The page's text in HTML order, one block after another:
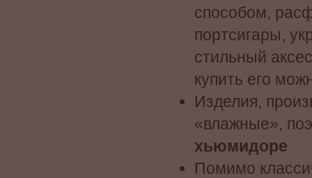
способом,
портсигары,
стильный
купить его
Изделия,
«влажные»,
хьюмидоре
Помимо